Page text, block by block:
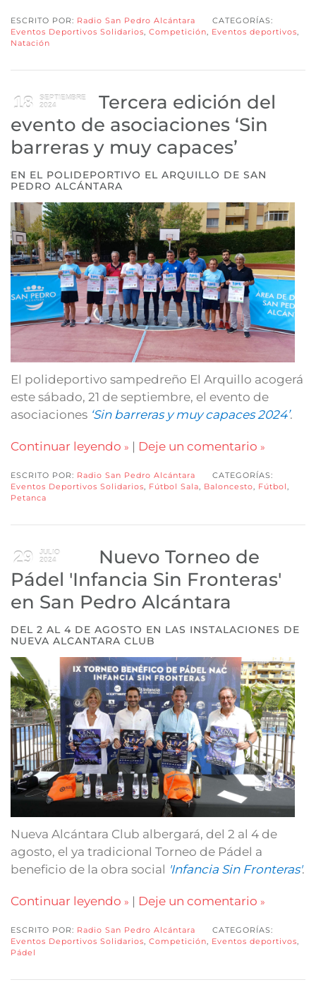
ESCRITO POR: Radio San Pedro Alcántara
CATEGORÍAS:
Eventos Deportivos Solidarios, Competición, Eventos deportivos,
Natación
18
SEPTIEMBRE
2024
Tercera edición del
evento de asociaciones ‘Sin
barreras y muy capaces’
EN EL POLIDEPORTIVO EL ARQUILLO DE SAN
PEDRO ALCÁNTARA
El polideportivo sampedreño El Arquillo acogerá
este sábado, 21 de septiembre, el evento de
asociaciones ‘Sin barreras y muy capaces 2024’.
Continuar leyendo | Deje un comentario
ESCRITO POR: Radio San Pedro Alcántara
CATEGORÍAS:
Eventos Deportivos Solidarios, Fútbol Sala, Baloncesto, Fútbol,
Petanca
29
JULIO
2024
Nuevo Torneo de
Pádel 'Infancia Sin Fronteras'
en San Pedro Alcántara
DEL 2 AL 4 DE AGOSTO EN LAS INSTALACIONES DE
NUEVA ALCANTARA CLUB
Nueva Alcántara Club albergará, del 2 al 4 de
agosto, el ya tradicional Torneo de Pádel a
beneficio de la obra social 'Infancia Sin Fronteras'.
Continuar leyendo | Deje un comentario
ESCRITO POR: Radio San Pedro Alcántara
CATEGORÍAS:
Eventos Deportivos Solidarios Competición Eventos deportivos
Pádel